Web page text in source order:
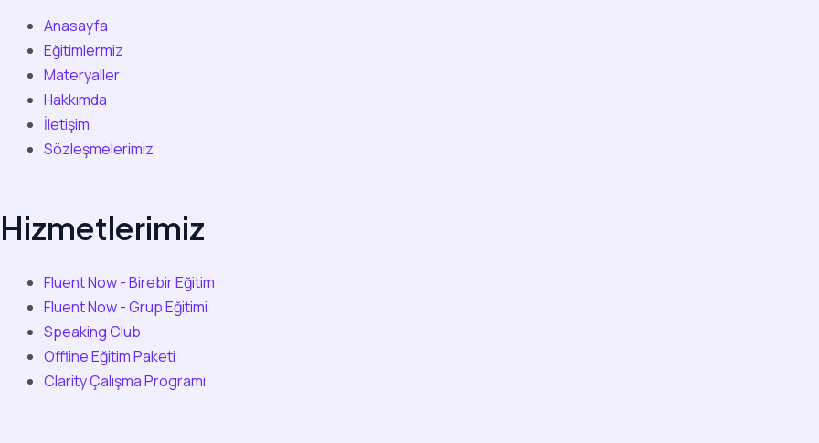
Anasayfa
Eğitimlermiz
Materyaller
Hakkımda
İletişim
Sözleşmelerimiz
Hizmetlerimiz
Fluent Now - Birebir Eğitim
Fluent Now - Grup Eğitimi
Speaking Club
Offline Eğitim Paketi
Clarity Çalışma Programı